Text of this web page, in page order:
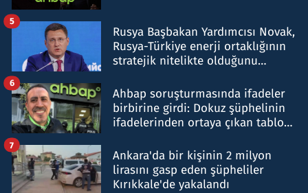
Rusya Başbakan Yardımcısı Novak,
Rusya-Türkiye enerji ortaklığının
stratejik nitelikte olduğunu
5
Ahbap soruşturmasında ifadeler
birbirine girdi: Dokuz şüphelinin
ifadelerinden ortaya çıkan tablo
6
Ankara'da bir kişinin 2 milyon
lirasını gasp eden şüpheliler
Kırıkkale'de yakalandı
7